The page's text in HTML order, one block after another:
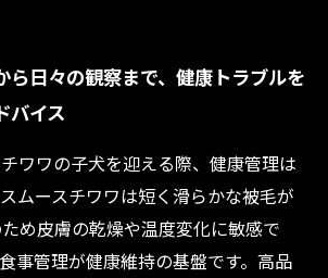
ら日々の観察まで、健康トラブルを
バイス
ワワの子犬を迎える際、健康管理は
ムースチワワは短く滑らかな被毛が
め皮膚の乾燥や温度変化に敏感で
事管理が健康維持の基盤です。高品